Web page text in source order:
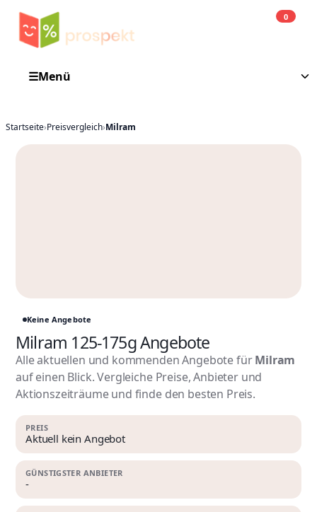
0
☰Menü
Startseite›Preisvergleich›Milram
Keine Angebote
Milram 125-175g Angebote
Alle aktuellen und kommenden Angebote fürMilram
auf einen Blick. Vergleiche Preise, Anbieter und
Aktionszeiträume und finde den besten Preis.
PREIS
Aktuell kein Angebot
GÜNSTIGSTER ANBIETER
-